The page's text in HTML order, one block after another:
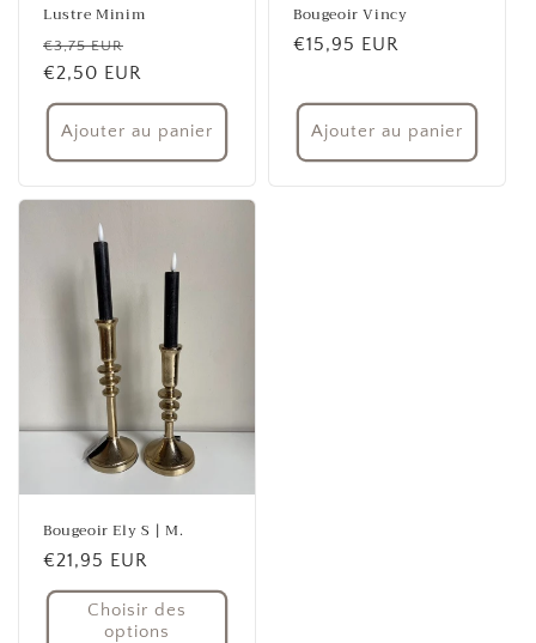
Lustre Minim
Prix
habituel
€3,75 EUR
promotionnel
€2,50 EUR
Ajouter au panier
Bougeoir Vincy
Prix
€15,95 EUR
Ajouter au panier
Bougeoir Ely S | M.
Prix
habituel
€21,95 EUR
Choisir des
options